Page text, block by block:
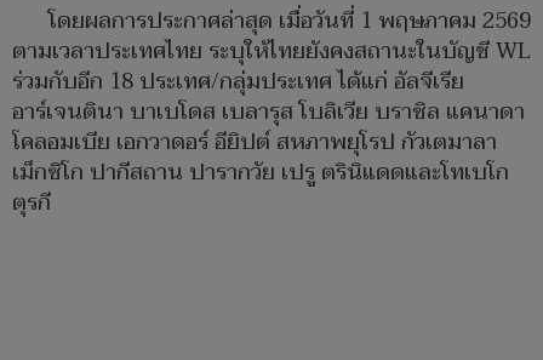
โดยผลการประกาศล่าสุด เมื่อวันที่ 1 พฤษภาคม 2569
ตามเวลาประเทศไทย ระบุให้ไทยยังคงสถานะในบัญชี WL
ร่วมกับอีก 18 ประเทศ/กลุ่มประเทศ ได้แก่ อัลจีเรีย
อาร์เจนตินา บาเบโดส เบลารุส โบลิเวีย บราซิล แคนาดา
โคลอมเบีย เอกวาดอร์ อียิปต์ สหภาพยุโรป กัวเตมาลา
เม็กซิโก ปากีสถาน ปารากวัย เปรู ตรินิแดดและโทเบโก
ตุรกี